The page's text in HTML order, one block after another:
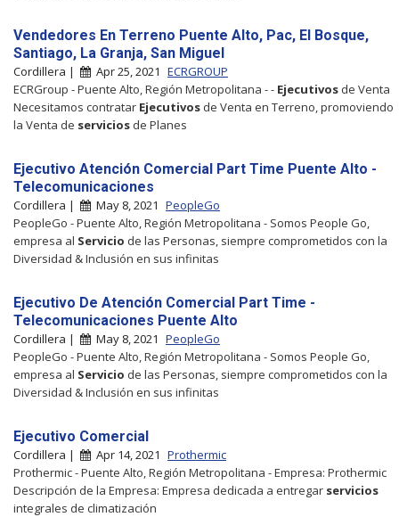
Vendedores En Terreno Puente Alto, Pac, El Bosque,
Santiago, La Granja, San Miguel
Cordillera | Apr 25, 2021 ECRGROUP
ECRGroup - Puente Alto, Región Metropolitana - - Ejecutivos de Venta
Necesitamos contratar Ejecutivos de Venta en Terreno, promoviendo
la Venta de servicios de Planes
Ejecutivo Atención Comercial Part Time Puente Alto -
Telecomunicaciones
Cordillera | May 8, 2021 PeopleGo
PeopleGo - Puente Alto, Región Metropolitana - Somos People Go,
empresa al Servicio de las Personas, siempre comprometidos con la
Diversidad & Inclusión en sus infinitas
Ejecutivo De Atención Comercial Part Time -
Telecomunicaciones Puente Alto
Cordillera | May 8, 2021 PeopleGo
PeopleGo - Puente Alto, Región Metropolitana - Somos People Go,
empresa al Servicio de las Personas, siempre comprometidos con la
Diversidad & Inclusión en sus infinitas
Ejecutivo Comercial
Cordillera | Apr 14, 2021 Prothermic
Prothermic - Puente Alto, Región Metropolitana - Empresa: Prothermic
Descripción de la Empresa: Empresa dedicada a entregar servicios
integrales de climatización